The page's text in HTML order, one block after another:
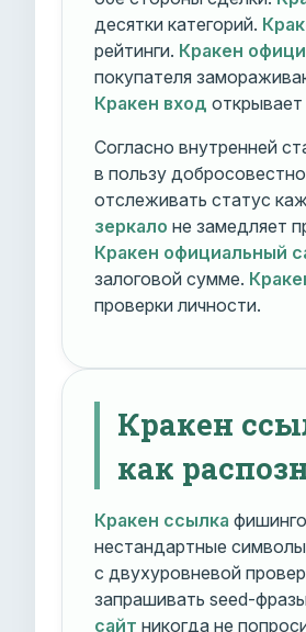
десятки категорий.
рейтинги. Кракен
покупателя
Кракен вход
Согласно внутренней
в пользу
отслеживать статус
зеркало не замедляет
Кракен официальный
залоговой сумме.
проверки личности.
Кракен
как
Кракен ссылка
нестандартные
с двухуровневой
запрашивать seed-
сайт никогда не